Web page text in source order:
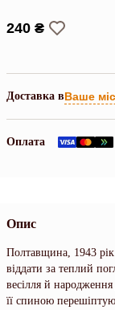
240 ₴
Доставка вВаше
Оплата
Опис
Полтавщина, 1943
віддати за теплий
весілля й народження
її спиною